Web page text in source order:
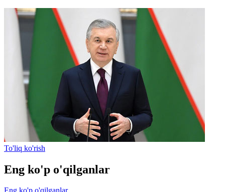
To'liq ko'rish
Eng ko'p o'qilganlar